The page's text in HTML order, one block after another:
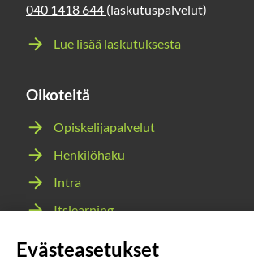
040 1418 644 (laskutuspalvelut)
Lue lisää laskutuksesta
Oikoteitä
Opiskelijapalvelut
Henkilöhaku
Intra
Itslearning
Evästeasetukset